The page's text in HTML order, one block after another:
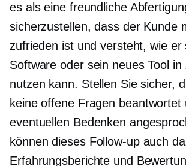
es als eine freundliche
sicherzustellen, dass der Kunde
zufrieden ist und versteht, wie er
Software oder sein neues Tool in
nutzen kann. Stellen Sie sicher,
keineoffeneFragen beantwortet
eventuellen Bedenken
können dieses Follow-up auch
Erfahrungsberichte und